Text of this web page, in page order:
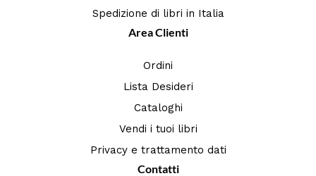
Spedizione di libri in Italia
Area Clienti
Ordini
Lista Desideri
Cataloghi
Vendi i tuoi libri
Privacy e trattamento dati
Contatti